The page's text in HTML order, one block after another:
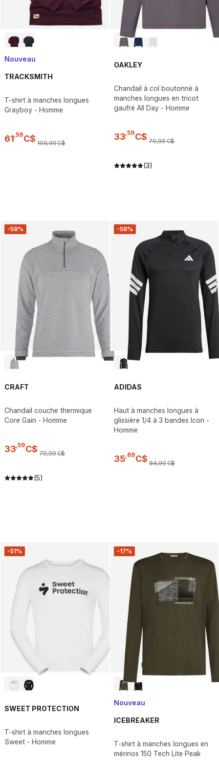
Nouveau
TRACKSMITH
T-shirt à manches longues
Grayboy - Homme
61,59C$ 109,99C$
OAKLEY
Chandail à col boutonné à
manches longues en tricot
gaufré All Day - Homme
33,59C$ 79,99C$
(3)
-58%
CRAFT
Chandail couche thermique
Core Gain - Homme
33 59C$ 79,99C$
(5)
-58%
ADIDAS
Haut à manches longues à
glissière 1/4 à 3 bandes Icon -
Homme
35 69C$ 84,99C$
-51%
SWEET PROTECTION
T-shirt à manches longues
Sweet - Homme
-17%
Nouveau
ICEBREAKER
T-shirt à manches longues en
mérinos 150 Tech Lite Peak